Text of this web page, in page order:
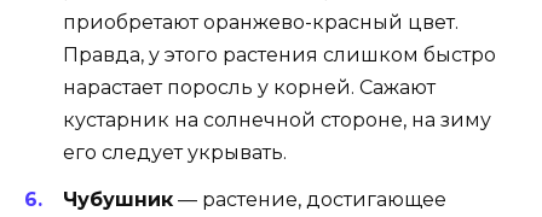
приобретают оранжево-красный цвет.
Правда, у этого растения слишком быстро
нарастает поросль у корней. Сажают
кустарник на солнечной стороне, на зиму
его следует укрывать.
Чубушник — растение, достигающее